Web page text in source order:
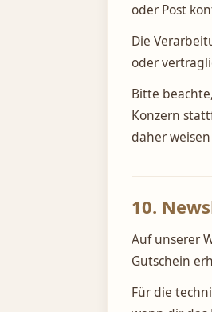
oder Post
Die
oder
Bitte
Konzern
daher
10.
Auf unserer
Gutschein
Für die